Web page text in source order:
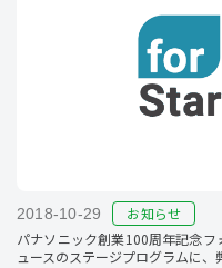
2018-10-29
お知らせ
パナソニック創業100周年記念
ュースのステージプログラムに、